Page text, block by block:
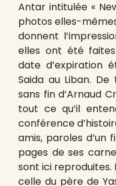
Antar intitulée «
photos elles-
donnent
elles ont été
date d’expiration
Saida au Liban.
sans fin d’Arnaud
tout ce qu’il
conférence
amis, paroles d’un
pages de ses
sont ici reproduites.
celle du père de